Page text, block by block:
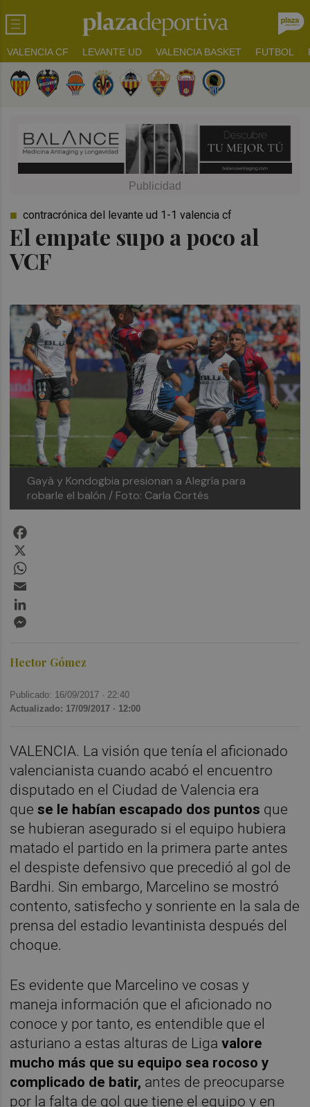
VALENCIA CF LEVANTE UD VALENCIA BASKET FUTBOL
El empate supo a poco al
VCF
contracrónica del levante ud 1-1 valencia cf
Gayà y Kondogbia presionan a Alegría para
robarle el balón / Foto: Carla Cortés
Hector Gómez
Publicado: 16/09/2017 · 22:40
Actualizado: 17/09/2017 · 12:00
VALENCIA. La visión que tenía el aficionado
valencianista cuando acabó el encuentro
disputado en el Ciudad de Valencia era
que se le habían escapado dos puntos que
se hubieran asegurado si el equipo hubiera
matado el partido en la primera parte antes
el despiste defensivo que precedió al gol de
Bardhi. Sin embargo, Marcelino se mostró
contento, satisfecho y sonriente en la sala de
prensa del estadio levantinista después del
choque.
Es evidente que Marcelino ve cosas y
maneja información que el aficionado no
conoce y por tanto, es entendible que el
asturiano a estas alturas de Ligavalore
mucho más que su equipo sea rocoso y
complicado de batir, antes de preocuparse
por la falta de gol que tiene el equipo y en